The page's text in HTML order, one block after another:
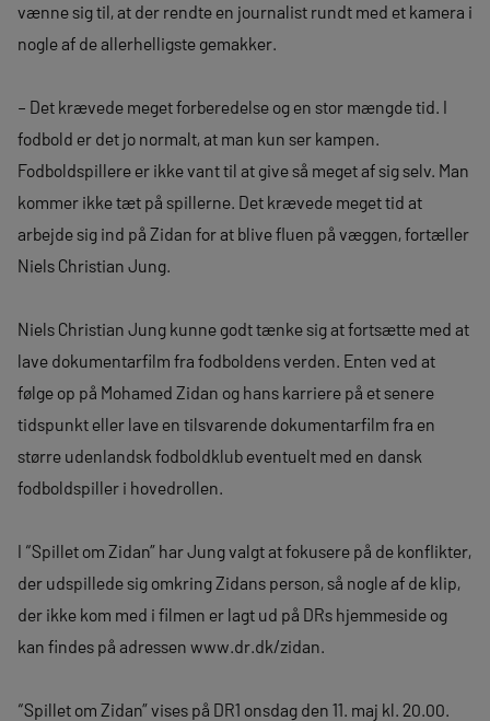
vænne sig til, at der rendte en journalist rundt med et kamera i
nogle af de allerhelligste gemakker.
– Det krævede meget forberedelse og en stor mængde tid. I
fodbold er det jo normalt, at man kun ser kampen.
Fodboldspillere er ikke vant til at give så meget af sig selv. Man
kommer ikke tæt på spillerne. Det krævede meget tid at
arbejde sig ind på Zidan for at blive fluen på væggen, fortæller
Niels Christian Jung.
Niels Christian Jung kunne godt tænke sig at fortsætte med at
lave dokumentarfilm fra fodboldens verden. Enten ved at
følge op på Mohamed Zidan og hans karriere på et senere
tidspunkt eller lave en tilsvarende dokumentarfilm fra en
større udenlandsk fodboldklub eventuelt med en dansk
fodboldspiller i hovedrollen.
I “Spillet om Zidan” har Jung valgt at fokusere på de konflikter,
der udspillede sig omkring Zidans person, så nogle af de klip,
der ikke kom med i filmen er lagt ud på DRs hjemmeside og
kan findes på adressen www.dr.dk/zidan.
“Spillet om Zidan” vises på DR1 onsdag den 11. maj kl. 20.00.